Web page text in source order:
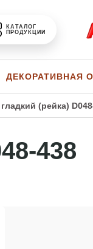
КАТАЛОГ
ПРОДУКЦИИ
ДЕКОРАТИВНАЯ
(рейка)
438